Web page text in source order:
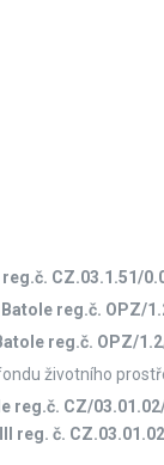
CZ.03.1.51/
reg.č. OPZ/
reg.č. OPZ/
životního
reg.č. CZ/
reg. č.